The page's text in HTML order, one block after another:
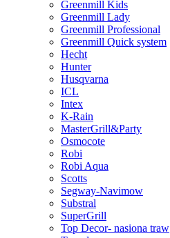
Greenmill Kids
Greenmill Lady
Greenmill Professional
Greenmill Quick system
Hecht
Hunter
Husqvarna
ICL
Intex
K-Rain
MasterGrill&Party
Osmocote
Robi
Robi Aqua
Scotts
Segway-Navimow
Substral
SuperGrill
Top Decor- nasiona traw